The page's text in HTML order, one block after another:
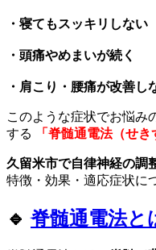
・寝てもスッキリしない
・頭痛やめまいが続く
・肩こり・腰痛が改善し
このような症状でお悩み
する
「脊髄通電法（せ
久留米市で自律神経の調
特徴・効果・適応症状に
🔹脊髄通電法と